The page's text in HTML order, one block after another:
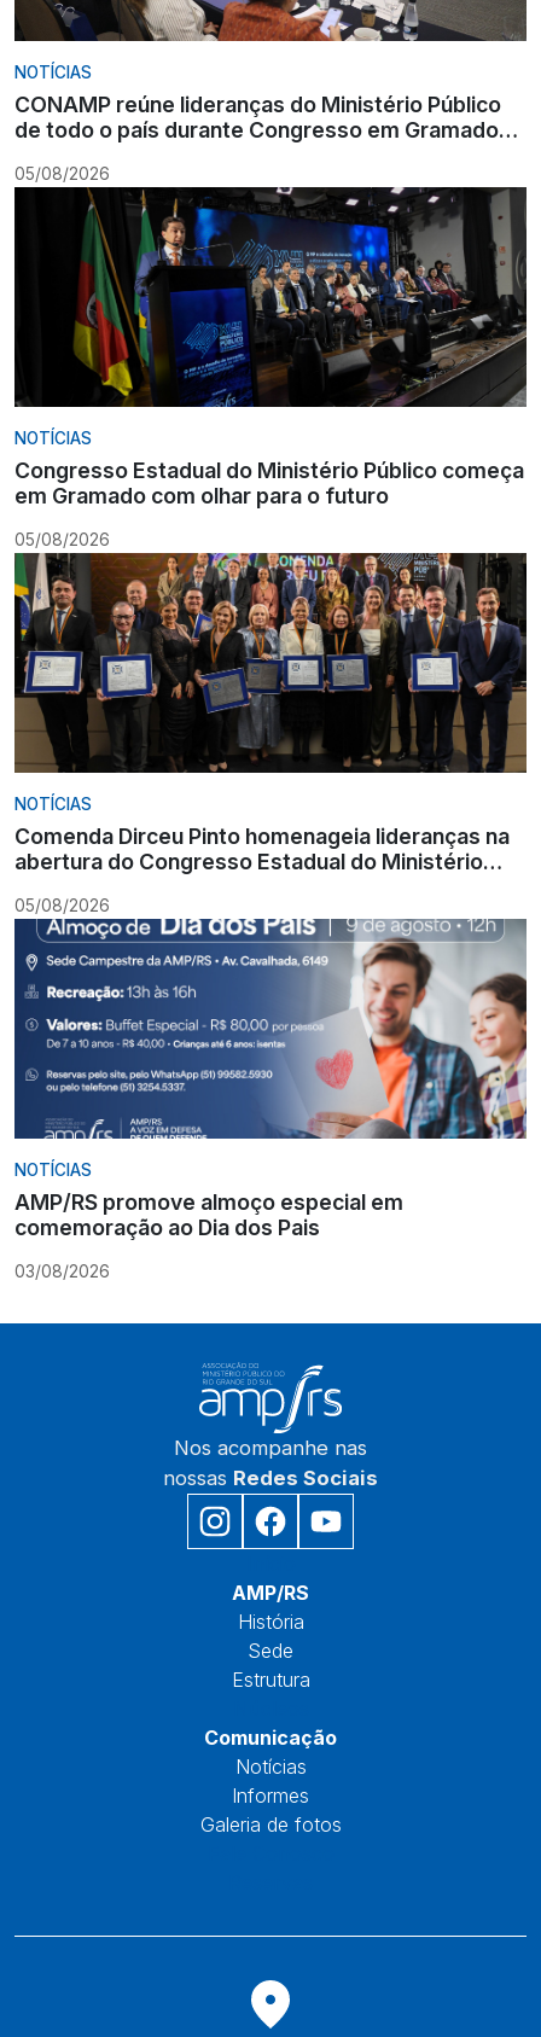
NOTÍCIAS
CONAMP reúne lideranças do Ministério Público
de todo o país durante Congresso em Gramado
05/08/2026
NOTÍCIAS
Congresso Estadual do Ministério Público começa
em Gramado com olhar para o futuro
05/08/2026
NOTÍCIAS
Comenda Dirceu Pinto homenageia lideranças na
abertura do Congresso Estadual do Ministério
05/08/2026
NOTÍCIAS
AMP/RS promove almoço especial em
comemoração ao Dia dos Pais
03/08/2026
Nos acompanhe nas
nossas Redes Sociais
AMP/RS
História
Sede
Estrutura
Comunicação
Notícias
Informes
Galeria de fotos